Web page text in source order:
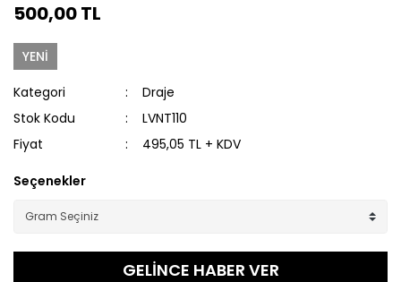
500,00 TL
YENİ
Kategori
Draje
Stok Kodu
LVNT110
Fiyat
495,05 TL + KDV
Seçenekler
GELİNCE HABER VER